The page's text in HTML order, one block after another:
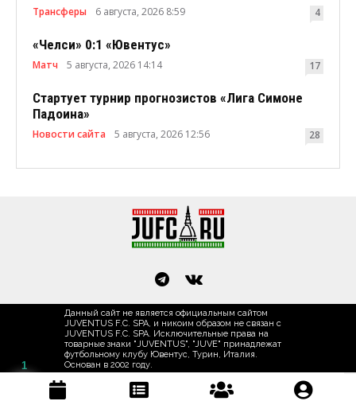
Трансферы 6 августа, 2026 8:59 4
«Челси» 0:1 «Ювентус»
Матч 5 августа, 2026 14:14 17
Стартует турнир прогнозистов «Лига Симоне
Падоина»
Новости сайта 5 августа, 2026 12:56 28
Данный сайт не является официальным сайтом
JUVENTUS F.C. SPA, и никоим образом не связан с
JUVENTUS F.C. SPA. Исключительные права на
товарные знаки "JUVENTUS", "JUVE" принадлежат
футбольному клубу Ювентус, Турин, Италия.
Основан в 2002 году.
1